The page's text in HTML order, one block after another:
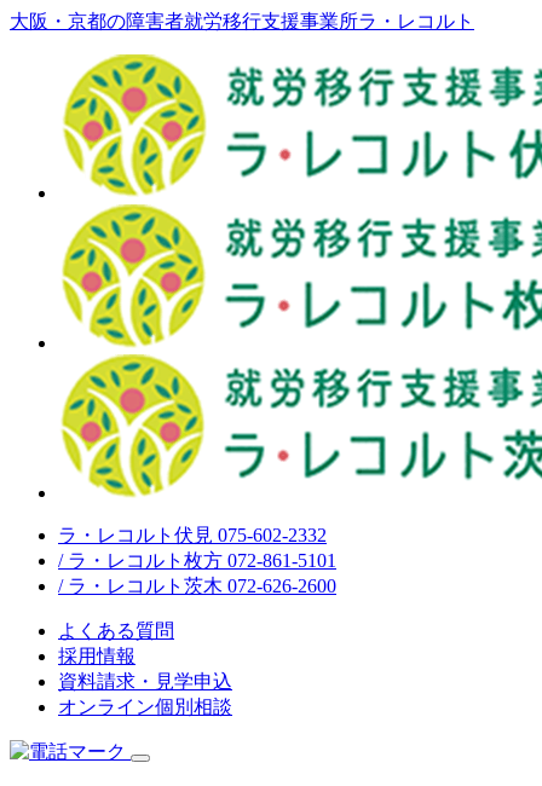
大阪・京都の障害者就労移行支援事業所ラ・レコルト
ラ・レコルト伏見 075-602-2332
/ ラ・レコルト枚方 072-861-5101
/ ラ・レコルト茨木 072-626-2600
よくある質問
採用情報
資料請求・見学申込
オンライン個別相談